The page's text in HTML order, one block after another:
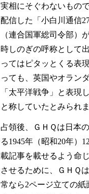
実相にそぐわないもの
配信した「小白川通信
（連合国軍総司令部）
時しのぎの呼称として
ってはピタッとくる表
っても、英国やオラン
「太平洋戦争」と表現
と称していたとみられ
占領後、ＧＨＱは日本
る1945年（昭和20年）
載記事を載せるよう命
させるために、ＧＨＱ
常なら2ページ立ての